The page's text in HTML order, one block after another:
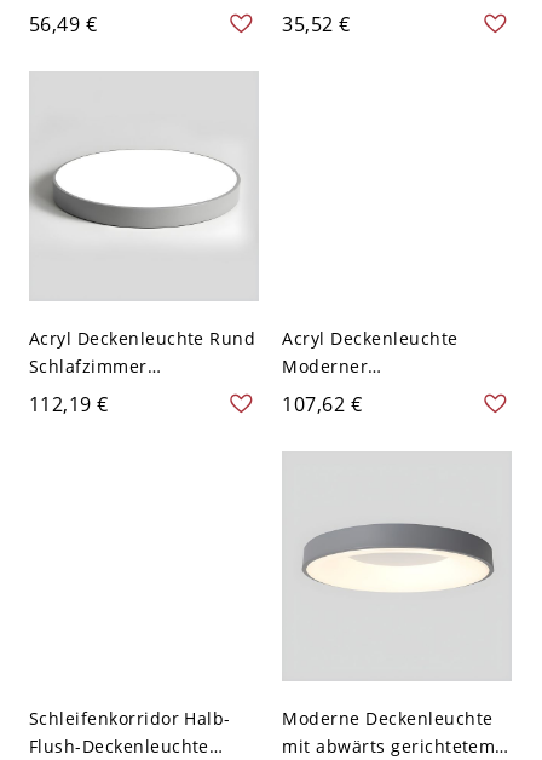
weißem Acrylschirm - 1-
Licht - 110V-120V Grau
22,86 cm Weißlicht
56,49 €
Modernes Eisen 1 Licht
Flush Mount für Balkon -
35,52 €
Acryl Deckenleuchte Rund
Schlafzimmer
Deckenleuchte Flush
Mount Lichter - Grau
112,19 €
Acryl Deckenleuchte
Moderner
Minimalistischer Stil 1
Licht Deckenleuchte -
Grau 110V-120V 30,48 cm
107,62 €
Schleifenkorridor Halb-
Flush-Deckenleuchte
Moderne Deckenleuchte
mit abwärts gerichtetem